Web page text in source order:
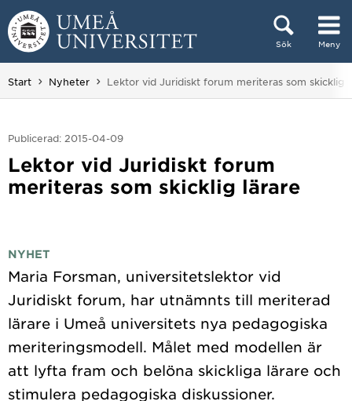
Hoppa direkt till innehållet
Sök Meny
Huvudmenyn dold.
Start Nyheter Du är här:
Lektor vid Juridiskt forum meriteras som skicklig
Publicerad: 2015-04-09
Lektor vid Juridiskt forum
meriteras som skicklig lärare
NYHET
Maria Forsman, universitetslektor vid
Juridiskt forum, har utnämnts till meriterad
lärare i Umeå universitets nya pedagogiska
meriteringsmodell. Målet med modellen är
att lyfta fram och belöna skickliga lärare och